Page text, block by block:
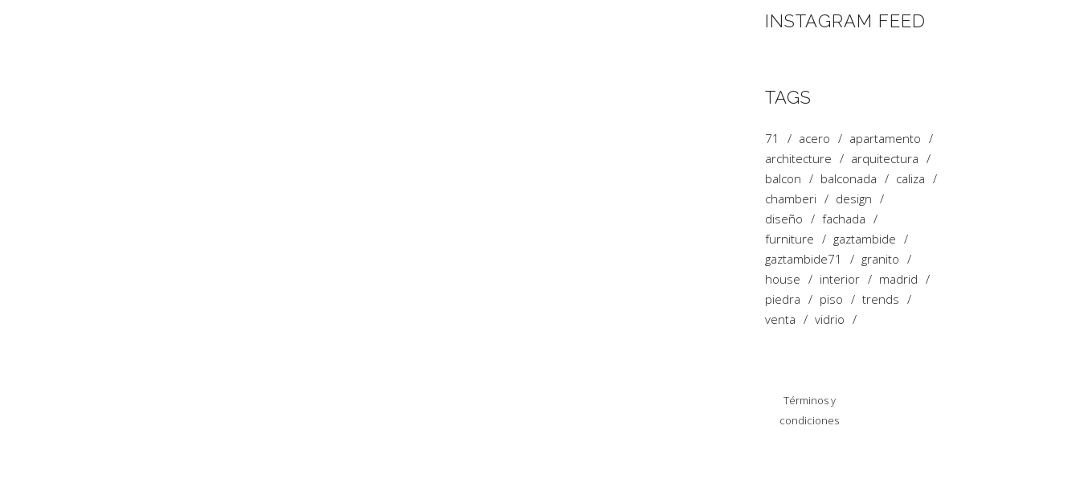
INSTAGRAM FEED
TAGS
71 acero
apartamento
architecture
arquitectura
balcon
balconada
caliza
chamberi
design
diseño
fachada
furniture
gaztambide
gaztambide71
granito
house
interior
madrid
piedra
piso
trends
venta
vidrio
Términos y
condiciones